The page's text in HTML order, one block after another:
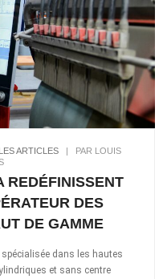
ARTICLES | PAR LOUIS
REDÉFINISSENT
DES
DE GAMME
dans les hautes
et sans centre